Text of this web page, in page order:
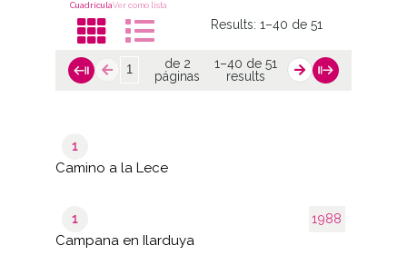
CuadrículaVer como lista
Results:1–40 de 51
de 2
páginas
1–40 de 51
results
1
Camino a la Lece
1988
1
Campana en Ilarduya